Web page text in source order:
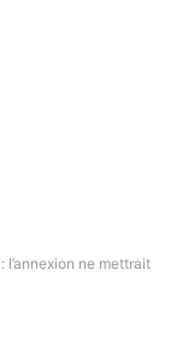
l’annexion ne mettrait